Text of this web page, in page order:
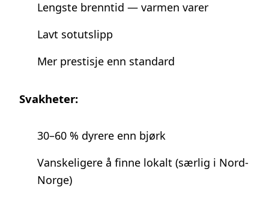
Lengste brenntid — varmen varer
Lavt sotutslipp
Mer prestisje enn standard
Svakheter:
30–60 % dyrere enn bjørk
Vanskeligere å finne lokalt (særlig i Nord-
Norge)